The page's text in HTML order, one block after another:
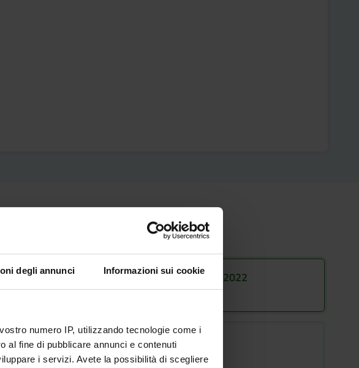
degli annunci Informazioni sui cookie
numero IP, utilizzando tecnologie come i
al fine di pubblicare annunci e contenuti
i servizi. Avete la possibilità di scegliere
Bando di ammissione 2021/2022
Ora disponibile per il consulto
POSTI DISPONIBILI :
Minimo9